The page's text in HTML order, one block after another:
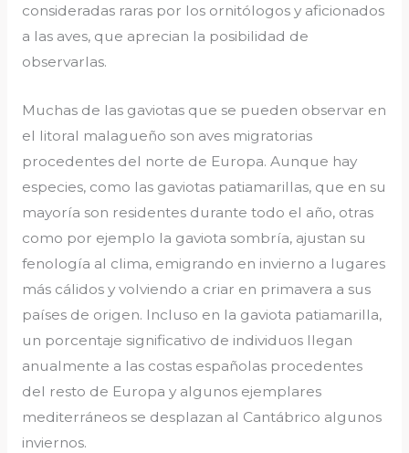
consideradas raras por los ornitólogos y aficionados
a las aves, que aprecian la posibilidad de
observarlas.
Muchas de las gaviotas que se pueden observar en
el litoral malagueño son aves migratorias
procedentes del norte de Europa. Aunque hay
especies, como las gaviotas patiamarillas, que en su
mayoría son residentes durante todo el año, otras
como por ejemplo la gaviota sombría, ajustan su
fenología al clima, emigrando en invierno a lugares
más cálidos y volviendo a criar en primavera a sus
países de origen. Incluso en la gaviota patiamarilla,
un porcentaje significativo de individuos llegan
anualmente a las costas españolas procedentes
del resto de Europa y algunos ejemplares
mediterráneos se desplazan al Cantábrico algunos
inviernos.